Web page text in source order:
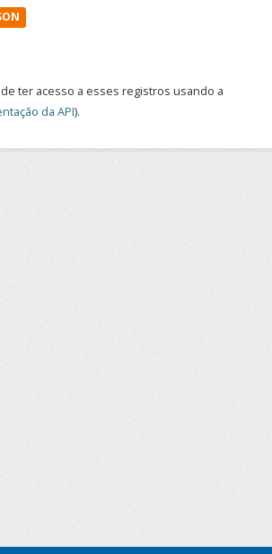
ter acesso a esses registros usando a
da API).